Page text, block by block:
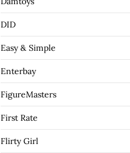
DID
Easy & Simple
Enterbay
FigureMasters
First Rate
Flirty Girl